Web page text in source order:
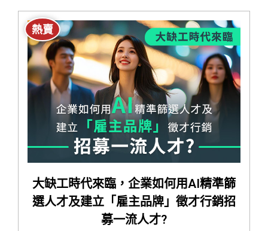
大缺工時代來臨，企業如何用AI精準篩
選人才及建立「雇主品牌」徵才行銷招
募一流人才?
熱賣